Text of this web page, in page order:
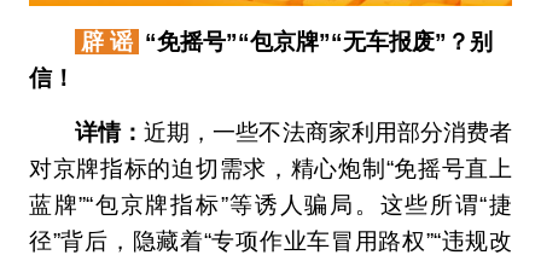
辟 谣 “免摇号”“包京牌”“无车报废”？别
信！
详情：近期，一些不法商家利用部分消费者
对京牌指标的迫切需求，精心炮制“免摇号直上
蓝牌”“包京牌指标”等诱人骗局。这些所谓“捷
径”背后，隐藏着“专项作业车冒用路权”“违规改